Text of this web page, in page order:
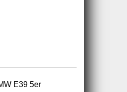
E39 5er